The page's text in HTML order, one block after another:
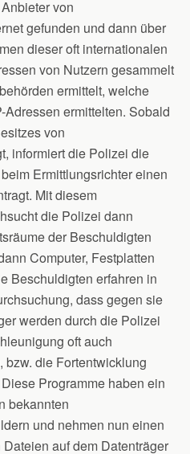
von
gefunden und dann über
dieser oft internationalen
von Nutzern gesammelt
ermittelt, welche
ermittelten. Sobald
von
informiert die Polizei die
Ermittlungsrichter einen
Mit diesem
die Polizei dann
der Beschuldigten
Computer, Festplatten
Beschuldigten erfahren in
dass gegen sie
werden durch die Polizei
oft auch
die Fortentwicklung
Programme haben ein
bekannten
und nehmen nun einen
auf dem Datenträger